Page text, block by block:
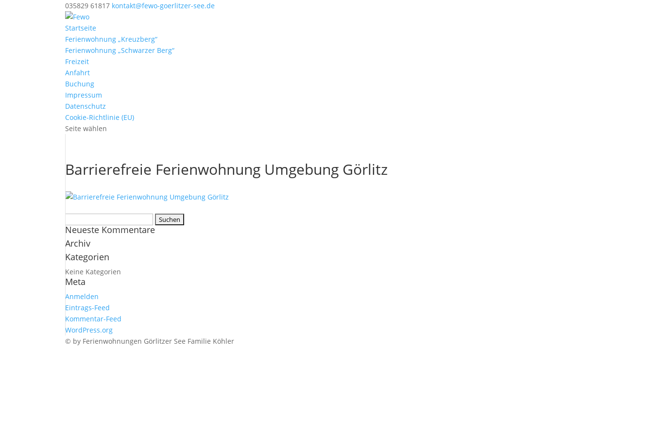
035829 61817 kontakt@fewo-goerlitzer-see.de
Startseite
Ferienwohnung „Kreuzberg“
Ferienwohnung „Schwarzer Berg“
Freizeit
Anfahrt
Buchung
Impressum
Datenschutz
Cookie-Richtlinie (EU)
Seite wählen
Barrierefreie Ferienwohnung Umgebung Görlitz
nach:
Neueste Kommentare
Archiv
Kategorien
Keine Kategorien
Meta
Anmelden
Eintrags-Feed
Kommentar-Feed
WordPress.org
© by Ferienwohnungen Görlitzer See Familie Köhler